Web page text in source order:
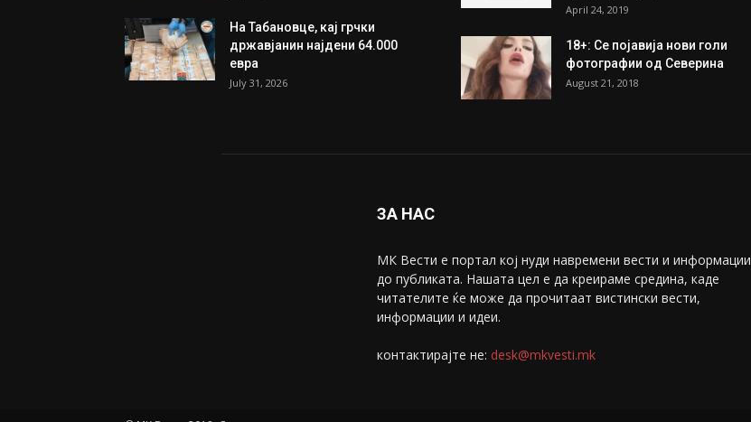
На Табановце, кај грчки
државјанин најдени 64.000
евра
July 31, 2026
April 24, 2019
18+: Се појавија нови голи
фотографии од Северина
August 21, 2018
ЗА НАС
МК Вести е портал коj нуди навремени вести и информации
до публиката. Нашата цел е да креираме средина, каде
читателите ќе може да прочитаат вистински вести,
информации и идеи.
контактирајте не: desk@mkvesti.mk